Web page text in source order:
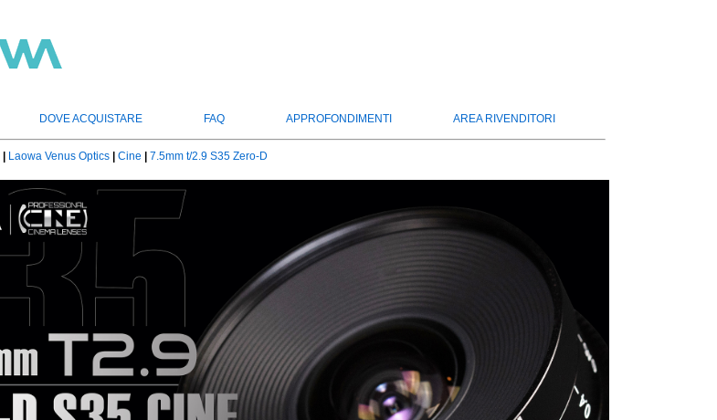
DOVE ACQUISTARE FAQ APPROFONDIMENTI AREA RIVENDITORI
Laowa Venus Optics Cine 7.5mm t/2.9 S35 Zero-D